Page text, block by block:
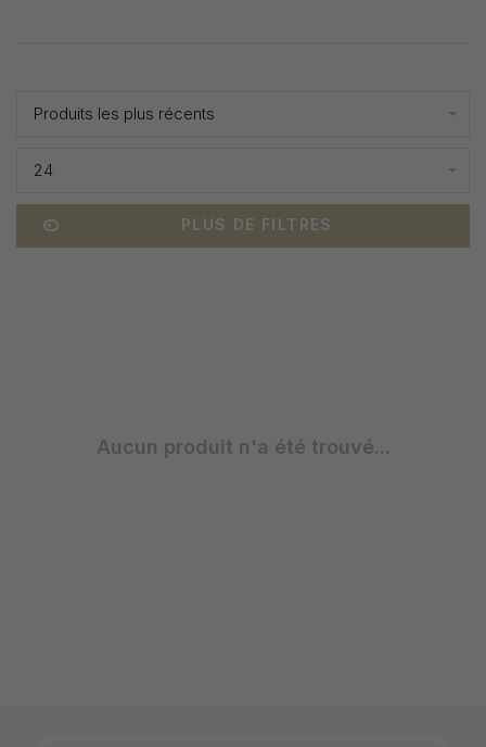
Produits les plus récents
24
PLUS DE FILTRES
Aucun produit n'a été trouvé...